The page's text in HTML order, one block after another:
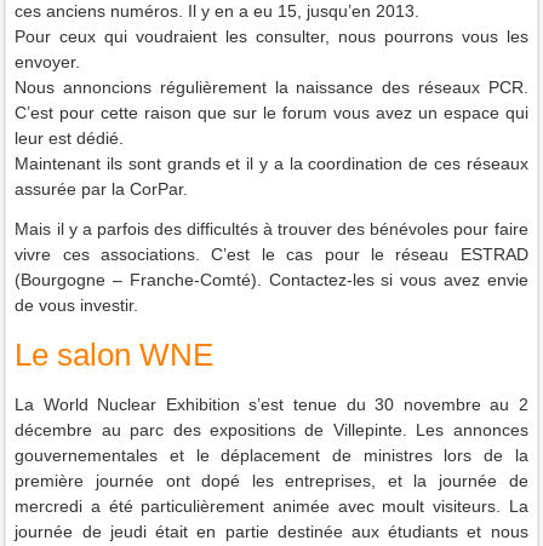
ces anciens numéros. Il y en a eu 15, jusqu’en 2013.
Pour ceux qui voudraient les consulter, nous pourrons vous les
envoyer.
Nous annoncions régulièrement la naissance des réseaux PCR.
C’est pour cette raison que sur le forum vous avez un espace qui
leur est dédié.
Maintenant ils sont grands et il y a la coordination de ces réseaux
assurée par la CorPar.
Mais il y a parfois des difficultés à trouver des bénévoles pour faire
vivre ces associations. C’est le cas pour le réseau ESTRAD
(Bourgogne – Franche-Comté). Contactez-les si vous avez envie
de vous investir.
Le salon WNE
La World Nuclear Exhibition s’est tenue du 30 novembre au 2
décembre au parc des expositions de Villepinte. Les annonces
gouvernementales et le déplacement de ministres lors de la
première journée ont dopé les entreprises, et la journée de
mercredi a été particulièrement animée avec moult visiteurs. La
journée de jeudi était en partie destinée aux étudiants et nous